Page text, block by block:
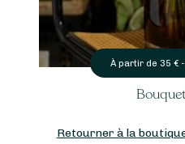
À partir de 35 € -
Retourner à la